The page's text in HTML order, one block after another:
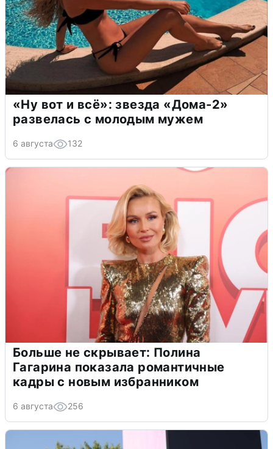
«Ну вот и всё»: звезда «Дома-2»
развелась с молодым мужем
6 августа 132
Больше не скрывает: Полина
Гагарина показала романтичные
кадры с новым избранником
6 августа 256